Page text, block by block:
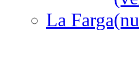
La Farga